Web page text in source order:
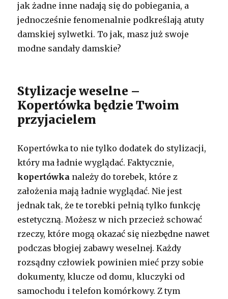
jak żadne inne nadają się do pobiegania, a
jednocześnie fenomenalnie podkreślają atuty
damskiej sylwetki. To jak, masz już swoje
modne sandały damskie?
Stylizacje weselne –
Kopertówka będzie Twoim
przyjacielem
Kopertówka to nie tylko dodatek do stylizacji,
który ma ładnie wyglądać. Faktycznie,
kopertówka należy do torebek, które z
założenia mają ładnie wyglądać. Nie jest
jednak tak, że te torebki pełnią tylko funkcję
estetyczną. Możesz w nich przecież schować
rzeczy, które mogą okazać się niezbędne nawet
podczas błogiej zabawy weselnej. Każdy
rozsądny człowiek powinien mieć przy sobie
dokumenty, klucze od domu, kluczyki od
samochodu i telefon komórkowy. Z tym